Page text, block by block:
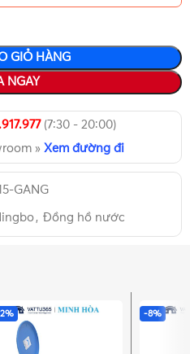
GIỎ HÀNG
NGAY
(7:30 - 20:00)
» Xem đường đi
GANG
, Đồng hồ nước
-8%